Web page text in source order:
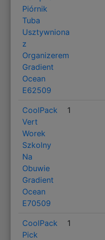
Piórnik
Tuba
Usztywniona
z
Organizerem
Gradient
Ocean
E62509
CoolPack
Vert
Worek
Szkolny
Na
Obuwie
Gradient
Ocean
E70509
1
CoolPack
Pick
1